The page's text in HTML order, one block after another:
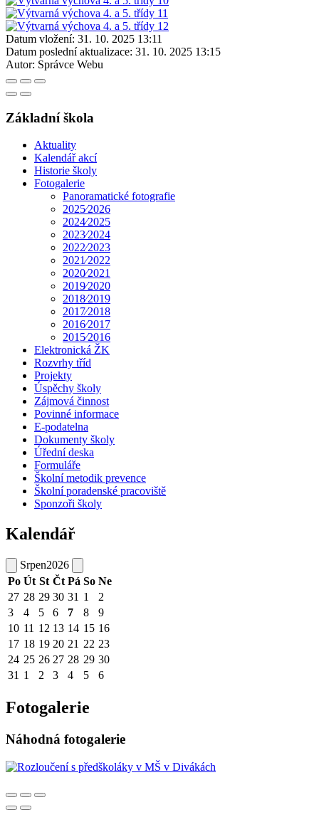
Datum vložení: 31. 10. 2025 13:11
Datum poslední aktualizace: 31. 10. 2025 13:15
Autor: Správce Webu
Základní škola
Aktuality
Kalendář akcí
Historie školy
Fotogalerie
Panoramatické fotografie
2025⁄2026
2024⁄2025
2023⁄2024
2022⁄2023
2021⁄2022
2020⁄2021
2019⁄2020
2018⁄2019
2017⁄2018
2016⁄2017
2015⁄2016
Elektronická ŽK
Rozvrhy tříd
Projekty
Úspěchy školy
Zájmová činnost
Povinné informace
E-podatelna
Dokumenty školy
Úřední deska
Formuláře
Školní metodik prevence
Školní poradenské pracoviště
Sponzoři školy
Kalendář
Srpen2026
Po Út St Čt Pá So Ne
27 28 29 30 31 1
2
3
4 5 6 7 8
9
10 11 12 13 14 15 16
17 18 19 20 21 22 23
24 25 26 27 28 29 30
31 1 2 3 4 5 6
Fotogalerie
Náhodná fotogalerie